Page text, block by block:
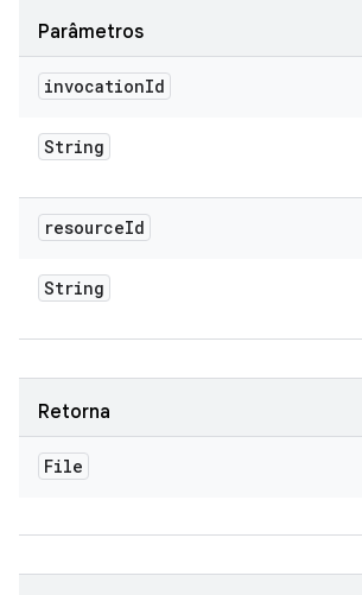
Parâmetros
invocationId
String
resourceId
String
Retorna
File